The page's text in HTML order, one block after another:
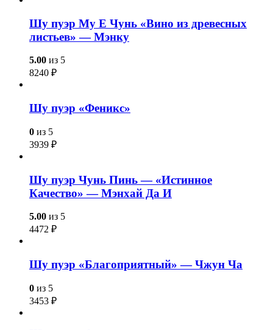
Шу пуэр Му Е Чунь «Вино из древесных
листьев» — Мэнку
5.00 из 5
8240 ₽
Шу пуэр «Феникс»
0 из 5
3939 ₽
Шу пуэр Чунь Пинь — «Истинное
Качество» — Мэнхай Да И
5.00 из 5
4472 ₽
Шу пуэр «Благоприятный» — Чжун Ча
0 из 5
3453 ₽